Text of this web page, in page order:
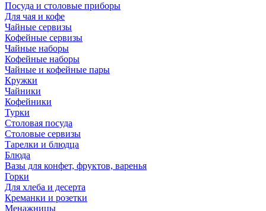
Посуда и столовые приборы
Для чая и кофе
Чайные сервизы
Кофейные сервизы
Чайные наборы
Кофейные наборы
Чайные и кофейные пары
Кружки
Чайники
Кофейники
Турки
Столовая посуда
Столовые сервизы
Тарелки и блюдца
Блюда
Вазы для конфет, фруктов, варенья
Горки
Для хлеба и десерта
Креманки и розетки
Менажницы